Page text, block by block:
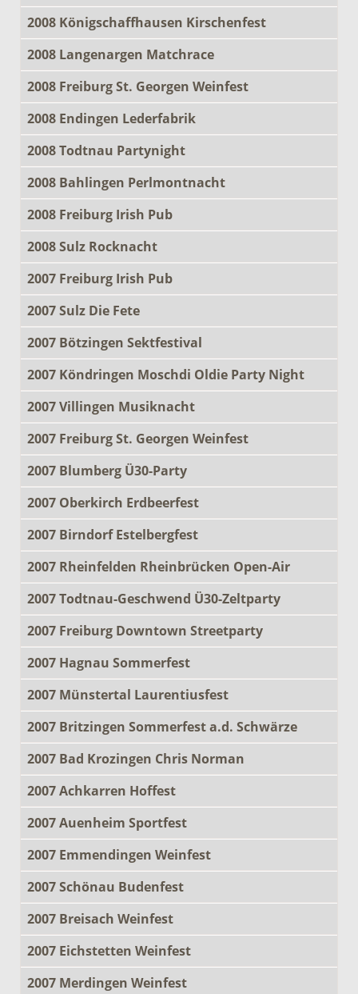
2008 Königschaffhausen Kirschenfest
2008 Langenargen Matchrace
2008 Freiburg St. Georgen Weinfest
2008 Endingen Lederfabrik
2008 Todtnau Partynight
2008 Bahlingen Perlmontnacht
2008 Freiburg Irish Pub
2008 Sulz Rocknacht
2007 Freiburg Irish Pub
2007 Sulz Die Fete
2007 Bötzingen Sektfestival
2007 Köndringen Moschdi Oldie Party Night
2007 Villingen Musiknacht
2007 Freiburg St. Georgen Weinfest
2007 Blumberg Ü30-Party
2007 Oberkirch Erdbeerfest
2007 Birndorf Estelbergfest
2007 Rheinfelden Rheinbrücken Open-Air
2007 Todtnau-Geschwend Ü30-Zeltparty
2007 Freiburg Downtown Streetparty
2007 Hagnau Sommerfest
2007 Münstertal Laurentiusfest
2007 Britzingen Sommerfest a.d. Schwärze
2007 Bad Krozingen Chris Norman
2007 Achkarren Hoffest
2007 Auenheim Sportfest
2007 Emmendingen Weinfest
2007 Schönau Budenfest
2007 Breisach Weinfest
2007 Eichstetten Weinfest
2007 Merdingen Weinfest